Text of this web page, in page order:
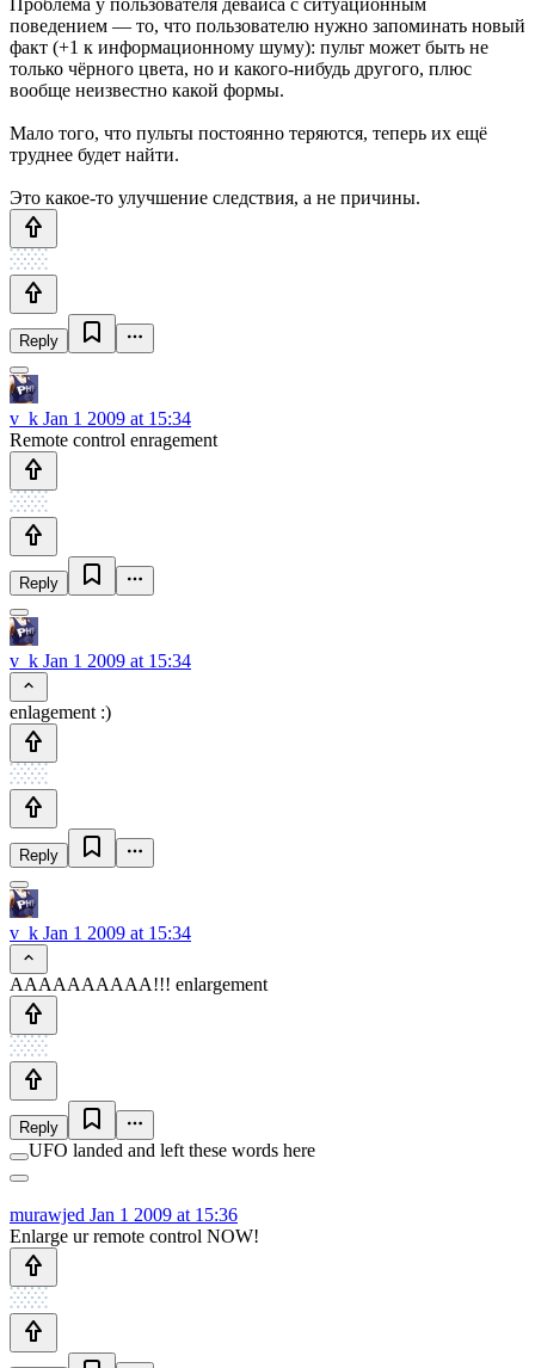
поведением — то, что пользователю нужно запоминать новый
факт (+1 к информационному шуму): пульт может быть не
только чёрного цвета, но и какого-нибудь другого, плюс
вообще неизвестно какой формы.
Мало того, что пульты постоянно теряются, теперь их ещё
труднее будет найти.
Это какое-то улучшение следствия, а не причины.
Reply
v_k Jan 1 2009 at 15:34
Remote control enragement
Reply
v_k Jan 1 2009 at 15:34
enlagement :)
Reply
v_k Jan 1 2009 at 15:34
АААААААААА!!! enlargement
Reply
UFO landed and left these words here
murawjed Jan 1 2009 at 15:36
Enlarge ur remote control NOW!